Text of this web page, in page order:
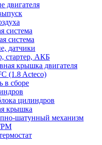
двигателя
система
система
датчики
стартер, АКБ
крышка двигателя
(1.8 Acteco)
в сборе
цилиндров
крышка
шатунный механизм